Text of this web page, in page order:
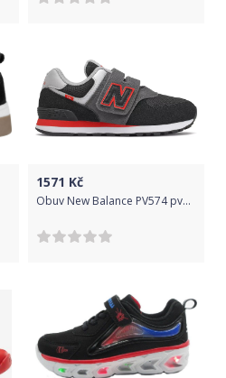
1571 Kč
Obuv New Balance PV574 pv574-sm2 Velikost 28